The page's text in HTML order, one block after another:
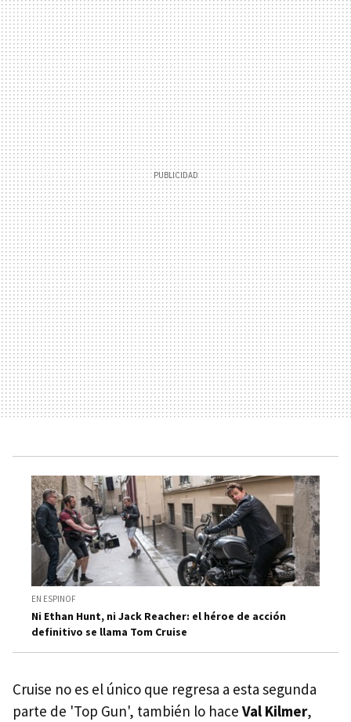
EN ESPINOF
Ni Ethan Hunt, ni Jack Reacher: el héroe de acción
definitivo se llama Tom Cruise
Cruise no es el único que regresa a esta segunda
parte de 'Top Gun', también lo hace Val Kilmer,